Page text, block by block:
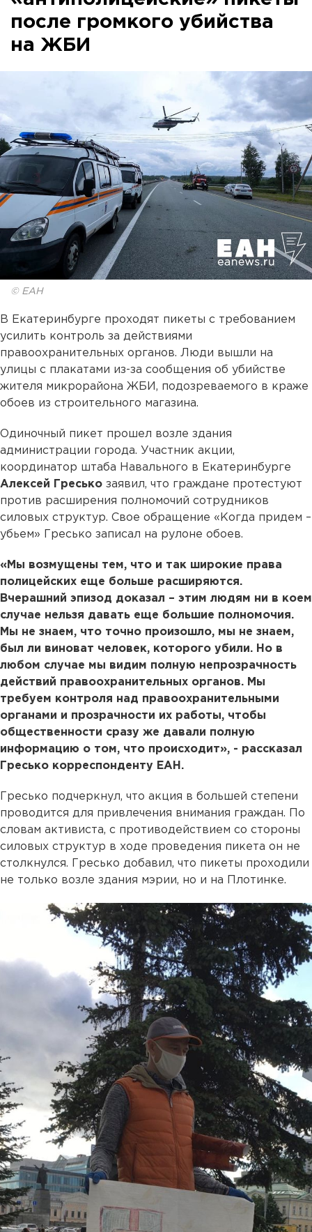
после громкого убийства
на ЖБИ
© ЕАН
В Екатеринбурге проходят пикеты с требованием
усилить контроль за действиями
правоохранительных органов. Люди вышли на
улицы с плакатами из-за сообщения об убийстве
жителя микрорайона ЖБИ, подозреваемого в краже
обоев из строительного магазина.
Одиночный пикет прошел возле здания
администрации города. Участник акции,
координатор штаба Навального в Екатеринбурге
Алексей Гресько заявил, что граждане протестуют
против расширения полномочий сотрудников
силовых структур. Свое обращение «Когда придем –
убьем» Гресько записал на рулоне обоев.
«Мы возмущены тем, что и так широкие права
полицейских еще больше расширяются.
Вчерашний эпизод доказал – этим людям ни в коем
случае нельзя давать еще большие полномочия.
Мы не знаем, что точно произошло, мы не знаем,
был ли виноват человек, которого убили. Но в
любом случае мы видим полную непрозрачность
действий правоохранительных органов. Мы
требуем контроля над правоохранительными
органами и прозрачности их работы, чтобы
общественности сразу же давали полную
информацию о том, что происходит», - рассказал
Гресько корреспонденту ЕАН.
Гресько подчеркнул, что акция в большей степени
проводится для привлечения внимания граждан. По
словам активиста, с противодействием со стороны
силовых структур в ходе проведения пикета он не
столкнулся. Гресько добавил, что пикеты проходили
не только возле здания мэрии, но и на Плотинке.